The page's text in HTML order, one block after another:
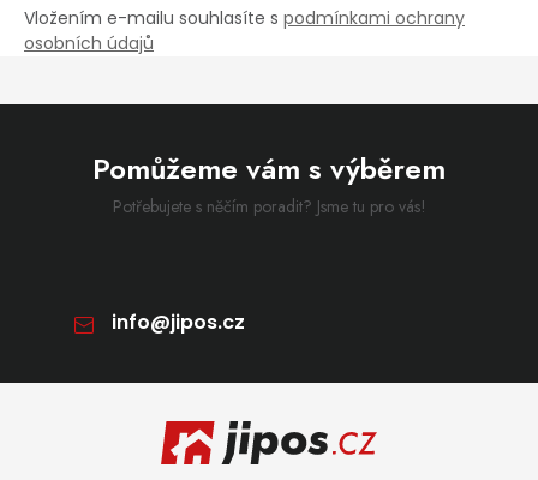
Vložením e-mailu souhlasíte s podmínkami ochrany
osobních údajů
Pomůžeme vám s výběrem
Potřebujete s něčím poradit? Jsme tu pro vás!
info@jipos.cz
Zápatí